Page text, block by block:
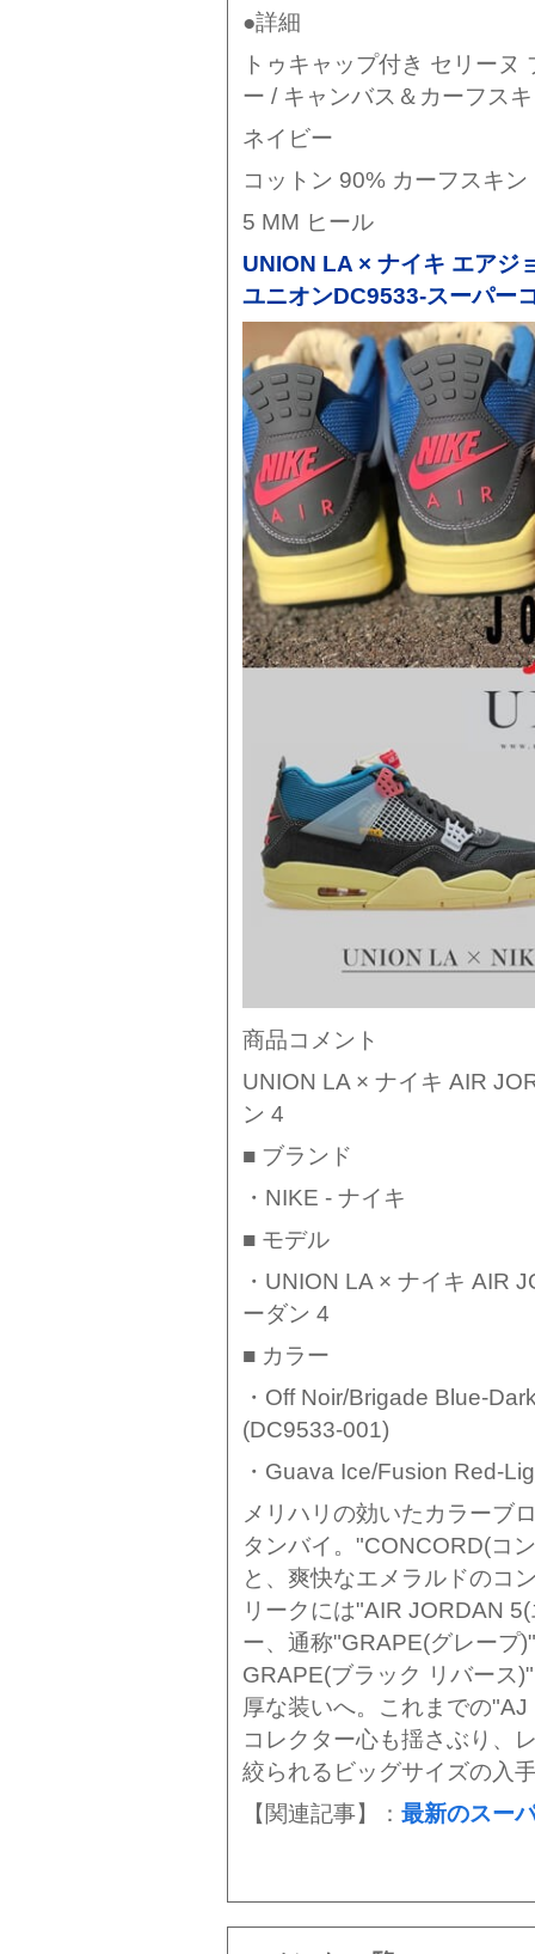
●詳細
トゥキャップ付き セリー
ー / キャンバス＆カーフス
ネイビー
コットン 90% カーフスキン
5 MM ヒール
UNION LA × ナイキ エアジ
ユニオンDC9533-スーパー
商品コメント
UNION LA × ナイキ AIR
ン 4
■ ブランド
・NIKE - ナイキ
■ モデル
・UNION LA × ナイキ AIR
ーダン 4
■ カラー
・Off Noir/Brigade Blue-
(DC9533-001)
・Guava Ice/Fusion Red-
メリハリの効いたカラーブ
タンバイ。"CONCORD(コ
と、爽快なエメラルドのコ
リークには"AIR JORDAN
ー、通称"GRAPE(グレープ
GRAPE(ブラック リバース
厚な装いへ。これまでの
コレクター心も揺さぶり、
絞られるビッグサイズの入
【関連記事】： 最新のスー